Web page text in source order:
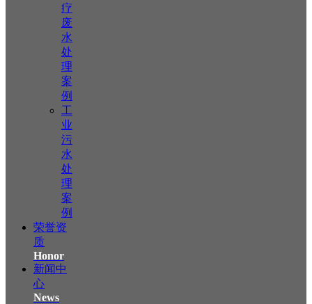
疗
废
水
处
理
案
例
工
业
污
水
处
理
案
例
荣誉资
质
Honor
新闻中
心
News